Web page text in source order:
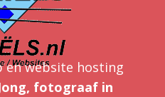
en website hosting
fotograaf in